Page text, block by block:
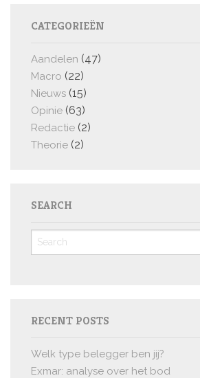
CATEGORIEËN
Aandelen (47)
Macro (22)
Nieuws (15)
Opinie (63)
Redactie (2)
Theorie (2)
SEARCH
RECENT POSTS
Welk type belegger ben jij?
Exmar: analyse over het bod